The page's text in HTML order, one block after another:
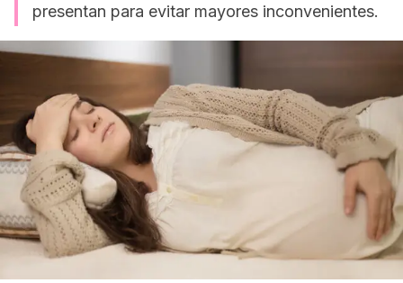
presentan para evitar mayores inconvenientes.